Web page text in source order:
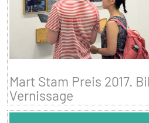
Mart Stam Preis 2017.
Vernissage